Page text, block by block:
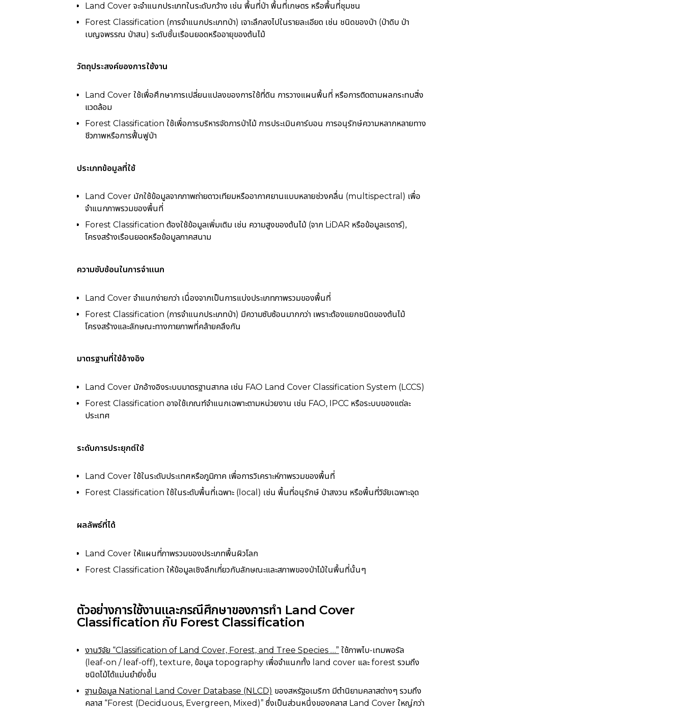
Land Cover จะจำแนกประเภทในระดับกว้าง เช่น พื้นที่ป่า พื้นที่เกษตร หรือพื้นที่ชุมชน
Forest Classification (การจำแนกประเภทป่า) เจาะลึกลงไปในรายละเอียด เช่น ชนิดของป่า (ป่าดิบ ป่า
เบญจพรรณ ป่าสน) ระดับชั้นเรือนยอดหรืออายุของต้นไม้
วัตถุประสงค์ของการใช้งาน
Land Cover ใช้เพื่อศึกษาการเปลี่ยนแปลงของการใช้ที่ดิน การวางแผนพื้นที่ หรือการติดตามผลกระทบสิ่ง
แวดล้อม
Forest Classification ใช้เพื่อการบริหารจัดการป่าไม้ การประเมินคาร์บอน การอนุรักษ์ความหลากหลายทาง
ชีวภาพหรือการฟื้นฟูป่า
ประเภทข้อมูลที่ใช้
Land Cover มักใช้ข้อมูลจากภาพถ่ายดาวเทียมหรืออากาศยานแบบหลายช่วงคลื่น (multispectral) เพื่อ
จำแนกภาพรวมของพื้นที่
Forest Classification ต้องใช้ข้อมูลเพิ่มเติม เช่น ความสูงของต้นไม้ (จาก LiDAR หรือข้อมูลเรดาร์),
โครงสร้างเรือนยอดหรือข้อมูลภาคสนาม
ความซับซ้อนในการจำแนก
Land Cover จำแนกง่ายกว่า เนื่องจากเป็นการแบ่งประเภทภาพรวมของพื้นที่
Forest Classification (การจำแนกประเภทป่า) มีความซับซ้อนมากกว่า เพราะต้องแยกชนิดของต้นไม้
โครงสร้างและลักษณะทางกายภาพที่คล้ายคลึงกัน
มาตรฐานที่ใช้อ้างอิง
Land Cover มักอ้างอิงระบบมาตรฐานสากล เช่น FAO Land Cover Classification System (LCCS)
Forest Classification อาจใช้เกณฑ์จำแนกเฉพาะตามหน่วยงาน เช่น FAO, IPCC หรือระบบของแต่ละ
ประเทศ
ระดับการประยุกต์ใช้
Land Cover ใช้ในระดับประเทศหรือภูมิภาค เพื่อการวิเคราะห์ภาพรวมของพื้นที่
Forest Classification ใช้ในระดับพื้นที่เฉพาะ (local) เช่น พื้นที่อนุรักษ์ ป่าสงวน หรือพื้นที่วิจัยเฉพาะจุด
ผลลัพธ์ที่ได้
Land Cover ให้แผนที่ภาพรวมของประเภทพื้นผิวโลก
Forest Classification ให้ข้อมูลเชิงลึกเกี่ยวกับลักษณะและสภาพของป่าไม้ในพื้นที่นั้นๆ
ตัวอย่างการใช้งานและกรณีศึกษาของการทำ Land Cover
Classification กับ Forest Classification
งานวิจัย “Classification of Land Cover, Forest, and Tree Species …” ใช้ภาพไบ-เทมพอรัล
(leaf-on / leaf-off), texture, ข้อมูล topography เพื่อจำแนกทั้ง land cover และ forest รวมถึง
ชนิดไม้ได้แม่นยำยิ่งขึ้น
ฐานข้อมูล National Land Cover Database (NLCD) ของสหรัฐอเมริกา มีตำนิยามคลาสต่างๆ รวมถึง
คลาส “Forest (Deciduous, Evergreen, Mixed)” ซึ่งเป็นส่วนหนึ่งของคลาส Land Cover ใหญ่กว่า